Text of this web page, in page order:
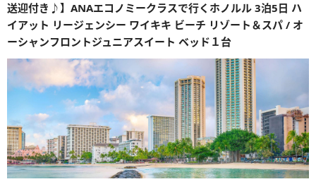
送迎付き♪】ANAエコノミークラスで行くホノルル 3泊5日 ハ
イアット リージェンシー ワイキキ ビーチ リゾート＆スパ / オ
ーシャンフロントジュニアスイート ベッド１台